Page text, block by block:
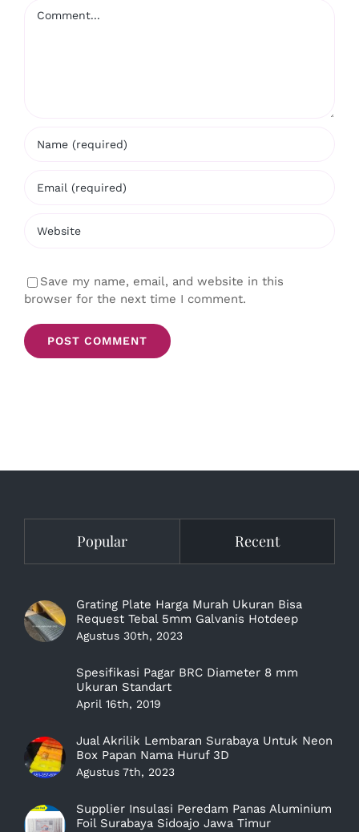
Save my name, email, and website in this
browser for the next time I comment.
Popular Recent
Grating Plate Harga Murah Ukuran Bisa
Request Tebal 5mm Galvanis Hotdeep
Agustus 30th, 2023
Spesifikasi Pagar BRC Diameter 8 mm
Ukuran Standart
April 16th, 2019
Jual Akrilik Lembaran Surabaya Untuk Neon
Box Papan Nama Huruf 3D
Agustus 7th, 2023
Supplier Insulasi Peredam Panas Aluminium
Foil Surabaya Sidoajo Jawa Timur